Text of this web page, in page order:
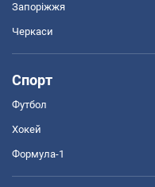
Запоріжжя
Черкаси
Спорт
Футбол
Хокей
Формула-1